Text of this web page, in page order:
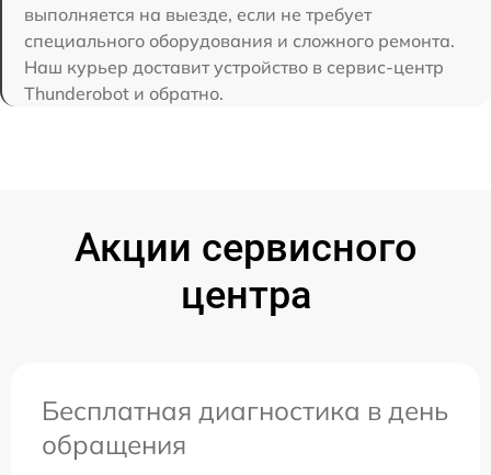
выполняется на выезде, если не требует
специального оборудования и сложного ремонта.
Наш курьер доставит устройство в сервис-центр
Thunderobot и обратно.
Акции сервисного
центра
Бесплатная диагностика в день
обращения